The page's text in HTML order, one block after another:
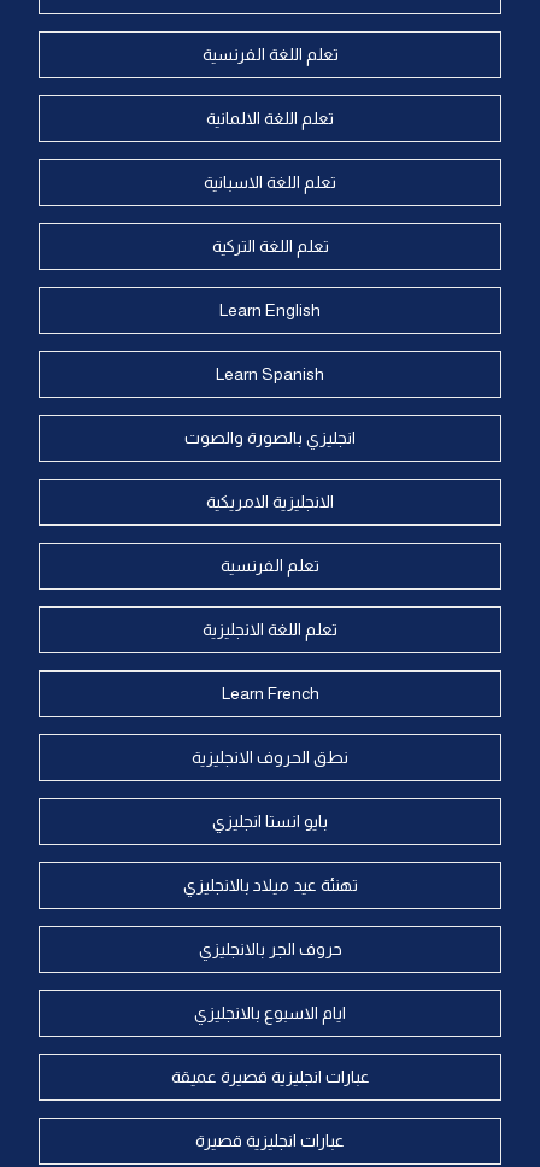
تعلم اللغة الفرنسية
تعلم اللغة الالمانية
تعلم اللغة الاسبانية
تعلم اللغة التركية
Learn English
Learn Spanish
انجليزي بالصورة والصوت
الانجليزية الامريكية
تعلم الفرنسية
تعلم اللغة الانجليزية
Learn French
نطق الحروف الانجليزية
بايو انستا انجليزي
تهنئة عيد ميلاد بالانجليزي
حروف الجر بالانجليزي
ايام الاسبوع بالانجليزي
عبارات انجليزية قصيرة عميقة
عبارات انجليزية قصيرة